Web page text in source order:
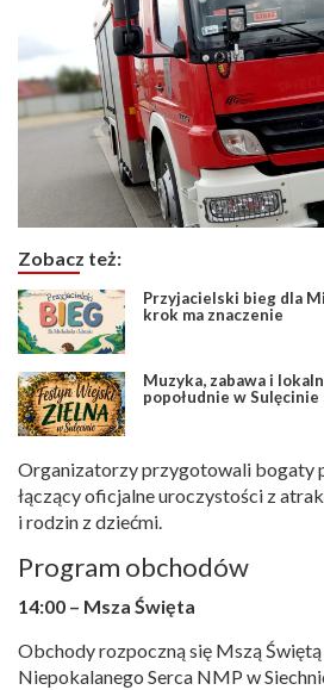
Zobacz też:
Przyjacielski bieg dla
krok ma znaczenie
Muzyka, zabawa i
popołudnie w Sulęcinie
Organizatorzy przygotowali bogaty
łączący oficjalne uroczystości z
i rodzin z dziećmi.
Program obchodów
14:00 – Msza Święta
Obchody rozpoczną się Mszą
Niepokalanego Serca NMP w